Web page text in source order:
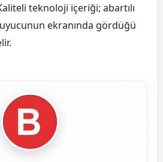
teknoloji içeriği; abartılı
ekranında gördüğü